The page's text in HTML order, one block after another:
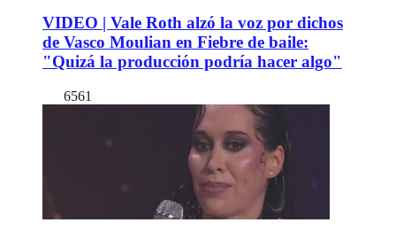
VIDEO | Vale Roth alzó la voz por dichos
de Vasco Moulian en Fiebre de baile:
"Quizá la producción podría hacer algo"
6561